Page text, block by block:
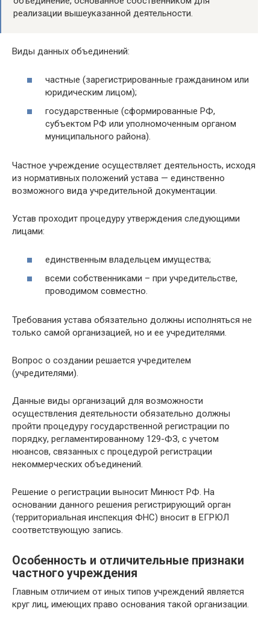
реализации вышеуказанной деятельности.
Виды данных объединений:
частные (зарегистрированные гражданином или
юридическим лицом);
государственные (сформированные РФ,
субъектом РФ или уполномоченным органом
муниципального района).
Частное учреждение осуществляет деятельность, исходя
из нормативных положений устава — единственно
возможного вида учредительной документации.
Устав проходит процедуру утверждения следующими
лицами:
единственным владельцем имущества;
всеми собственниками – при учредительстве,
проводимом совместно.
Требования устава обязательно должны исполняться не
только самой организацией, но и ее учредителями.
Вопрос о создании решается учредителем
(учредителями).
Данные виды организаций для возможности
осуществления деятельности обязательно должны
пройти процедуру государственной регистрации по
порядку, регламентированному 129-ФЗ, с учетом
нюансов, связанных с процедурой регистрации
некоммерческих объединений.
Решение о регистрации выносит Минюст РФ. На
основании данного решения регистрирующий орган
(территориальная инспекция ФНС) вносит в ЕГРЮЛ
соответствующую запись.
Особенность и отличительные признаки
частного учреждения
Главным отличием от иных типов учреждений является
круг лиц, имеющих право основания такой организации.